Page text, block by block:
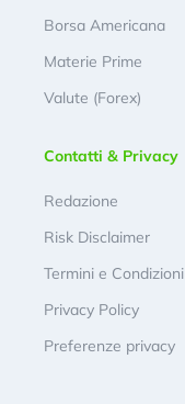
Borsa Americana
Materie Prime
Valute (Forex)
Contatti & Privacy
Redazione
Risk Disclaimer
Termini e Condizioni
Privacy Policy
Preferenze privacy